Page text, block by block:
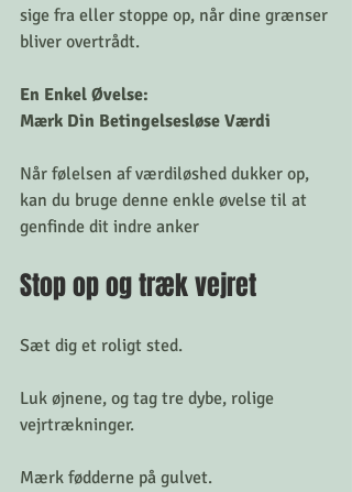
sige fra eller stoppe op, når dine grænser
bliver overtrådt.
En Enkel Øvelse:
Mærk Din Betingelsesløse Værdi
Når følelsen af værdiløshed dukker op,
kan du bruge denne enkle øvelse til at
genfinde dit indre anker
Stop op og træk vejret
Sæt dig et roligt sted.
Luk øjnene, og tag tre dybe, rolige
vejrtrækninger.
Mærk fødderne på gulvet.